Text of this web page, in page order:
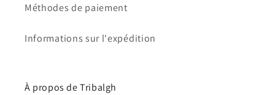
Méthodes de paiement
Informations sur l'expédition
À propos de Tribalgh